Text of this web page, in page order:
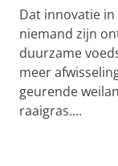
Dat innovatie
niemand zijn
duurzame
meer
geurende
raaigras....